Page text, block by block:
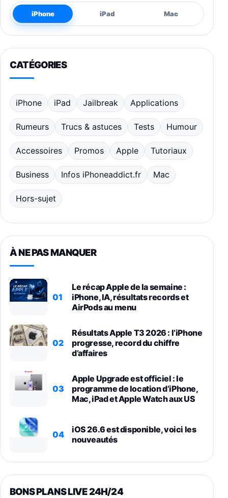
iPhone iPad Mac
CATÉGORIES
iPhone iPad Jailbreak Applications
Rumeurs Trucs & astuces Tests Humour
Accessoires Promos Apple Tutoriaux
Business Infos iPhoneaddict.fr Mac
Hors-sujet
À NE PAS MANQUER
01
Le récap Apple de la semaine :
iPhone, IA, résultats records et
AirPods au menu
02
Résultats Apple T3 2026 : l’iPhone
progresse, record du chiffre
d’affaires
03
Apple Upgrade est officiel : le
programme de location d’iPhone,
Mac, iPad et Apple Watch aux US
04
iOS 26.6 est disponible, voici les
nouveautés
BONS PLANS LIVE 24H/24